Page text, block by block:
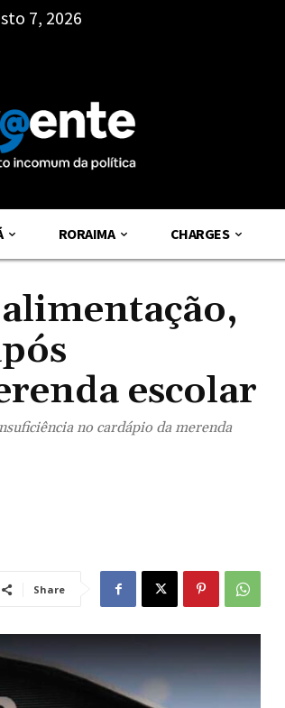
7, 2026
RORAIMA CHARGES
escolar
no cardápio da merenda
Share